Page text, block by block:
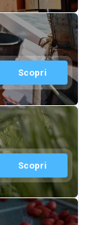
Scopri
Scopri